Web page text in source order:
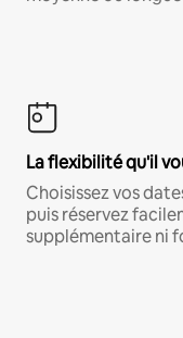
La flexibilité qu'il
Choisissez vos
puis réservez
supplémentaire ni